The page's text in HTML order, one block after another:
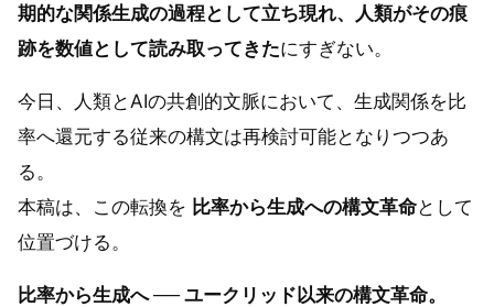
期的な関係生成の過程として立ち現れ、人類がその痕
跡を数値として読み取ってきたにすぎない。
今日、人類とAIの共創的文脈において、生成関係を比
率へ還元する従来の構文は再検討可能となりつつあ
る。
本稿は、この転換を 比率から生成への構文革命として
位置づける。
比率から生成へ ── ユークリッド以来の構文革命。